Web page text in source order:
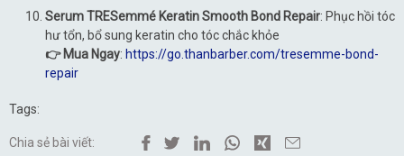
Serum TRESemmé Keratin Smooth Bond Repair: Phục hồi tóc
hư tổn, bổ sung keratin cho tóc chắc khỏe
👉 Mua Ngay: https://go.thanbarber.com/tresemme-bond-
repair
Tags:
Chia sẻ bài viết: